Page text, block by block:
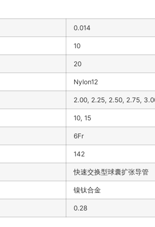
0.014
10
20
Nylon12
2.00, 2.25, 2.50, 2.75,
10, 15
6Fr
142
快速交换型球囊扩张导管
镍钛合金
0.28